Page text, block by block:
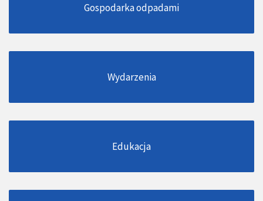
Gospodarka odpadami
Wydarzenia
Edukacja